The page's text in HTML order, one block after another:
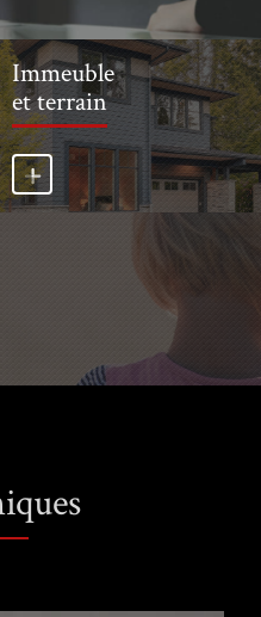
Immeuble
et terrain